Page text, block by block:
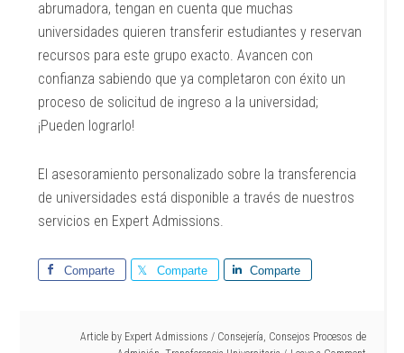
abrumadora, tengan en cuenta que muchas
universidades quieren transferir estudiantes y reservan
recursos para este grupo exacto. Avancen con
confianza sabiendo que ya completaron con éxito un
proceso de solicitud de ingreso a la universidad;
¡Pueden lograrlo!
El asesoramiento personalizado sobre la transferencia
de universidades está disponible a través de nuestros
servicios en Expert Admissions.
Comparte Comparte Comparte
Article by Expert Admissions / Consejería Consejos Procesos de